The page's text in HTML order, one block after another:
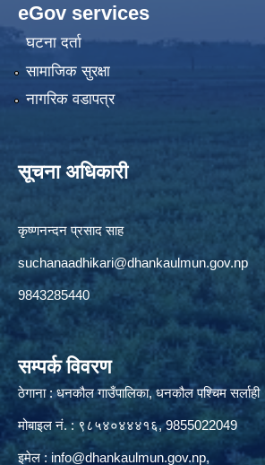
eGov services
घटना दर्ता
सामाजिक सुरक्षा
नागरिक वडापत्र
सूचना अधिकारी
कृष्णनन्दन प्रसाद साह
suchanaadhikari@dhankaulmun.gov.np
9843285440
सम्पर्क विवरण
ठेगाना : धनकौल गाउँपालिका, धनकौल पश्चिम सर्लाही
मोबाइल नं. : ९८५४०४४४१६, 9855022049
इमेल : info@dhankaulmun.gov.np,